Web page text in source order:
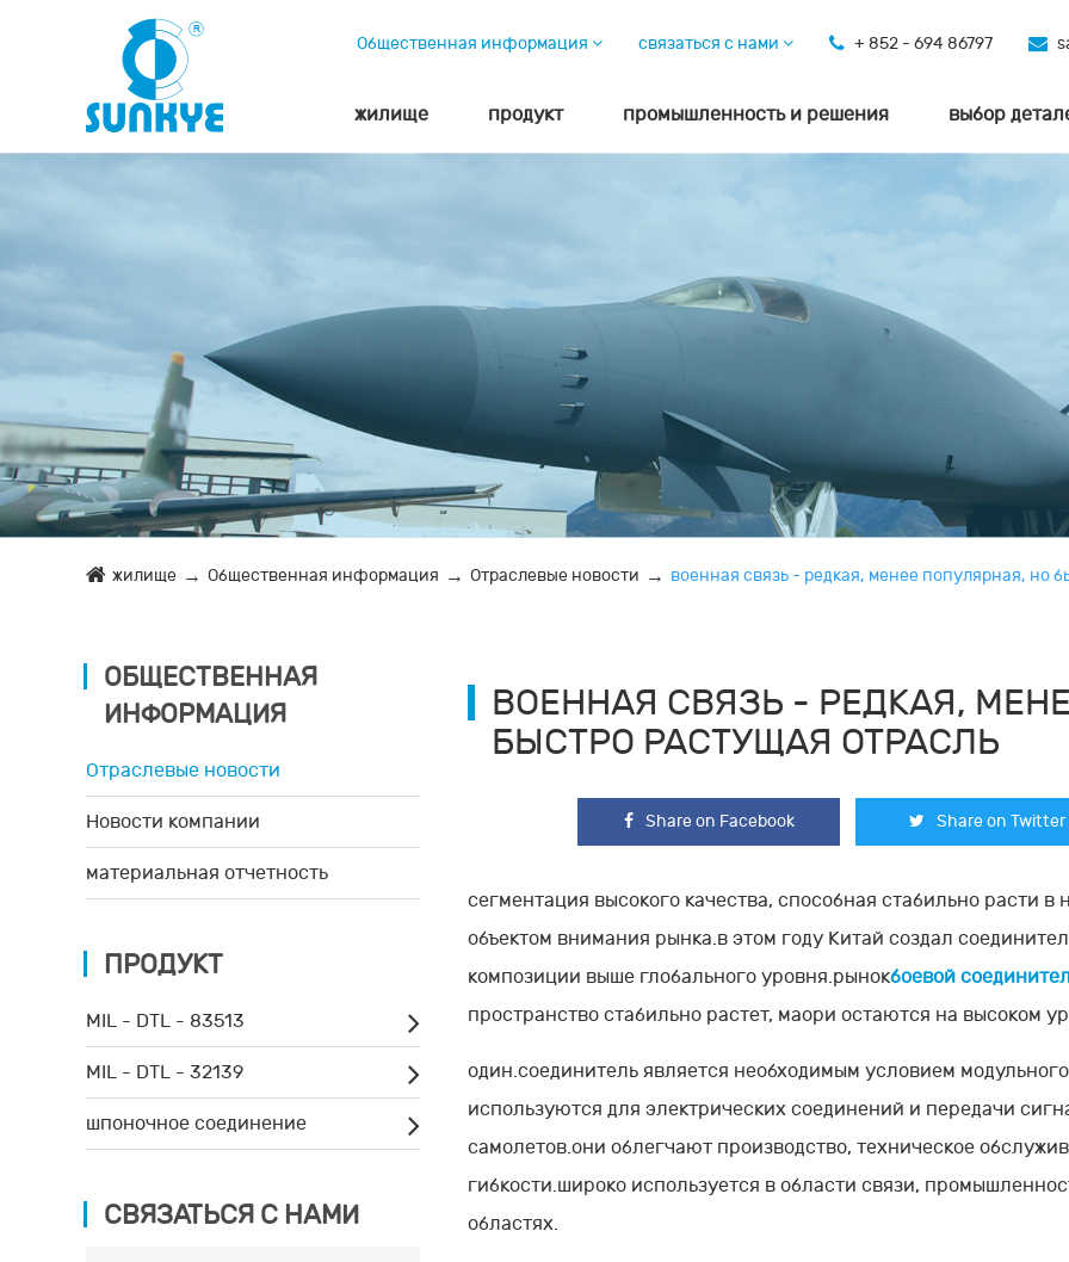
Общественная информация связаться с нами + 852 - 694 86797
жилище продукт промышленность и решения выбор
жилище Общественная информация Отраслевые новости военная связь - редкая, менее популярная, но
ОБЩЕСТВЕННАЯ
ИНФОРМАЦИЯ
Отраслевые новости
Новости компании
материальная отчетность
ПРОДУКТ
MIL - DTL - 83513
MIL - DTL - 32139
шпоночное соединение
СВЯЗАТЬСЯ С НАМИ
ВОЕННАЯ СВЯЗЬ - РЕДКАЯ,
БЫСТРО РАСТУЩАЯ ОТРАСЛЬ
Share on Facebook Share on Twitter
сегментация высокого качества, способная стабильно расти
объектом внимания рынка.в этом году Китай создал
композиции выше глобального уровня.рынокбоевой
пространство стабильно растет, маори остаются на высоком
один.соединитель является необходимым условием
используются для электрических соединений и передачи
самолетов.они облегчают производство, техническое
гибкости.широко используется в области связи,
областях.